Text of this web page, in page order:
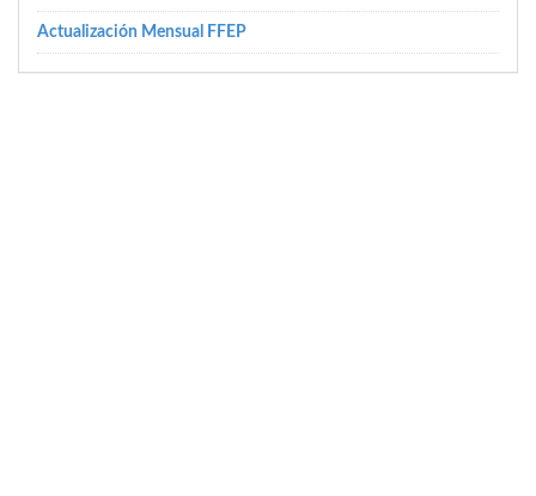
Actualización Mensual FFEP